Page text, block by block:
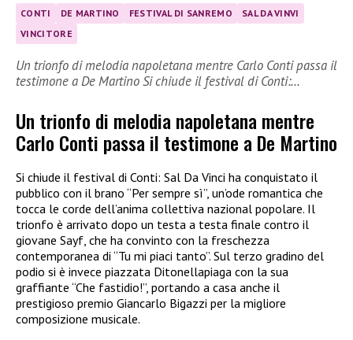
CONTI DE MARTINO FESTIVAL DI SANREMO
SAL DA VINVI
VINCITORE
Un trionfo di melodia napoletana mentre Carlo Conti passa il
testimone a De Martino Si chiude il festival di Conti:…
Un trionfo di melodia napoletana mentre
Carlo Conti passa il testimone a De Martino
Si chiude il festival di Conti: Sal Da Vinci ha conquistato il
pubblico con il brano “Per sempre sì”, un’ode romantica che
tocca le corde dell’anima collettiva nazional popolare. Il
trionfo è arrivato dopo un testa a testa finale contro il
giovane Sayf, che ha convinto con la freschezza
contemporanea di “Tu mi piaci tanto”. Sul terzo gradino del
podio si è invece piazzata Ditonellapiaga con la sua
graffiante “Che fastidio!”, portando a casa anche il
prestigioso premio Giancarlo Bigazzi per la migliore
composizione musicale.